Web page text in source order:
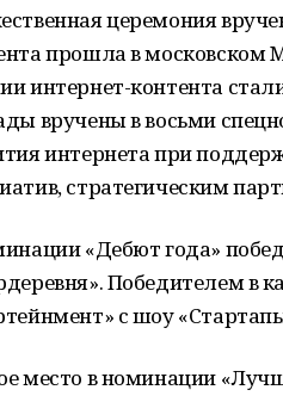
церемония
прошла в московском
интернет-контента
вручены в восьми
интернета при
стратегическим
«Дебют года»
Победителем в
с шоу
место в номинации